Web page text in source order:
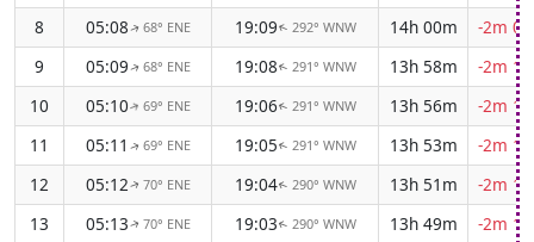
8
05:08↑ 68° ENE 19:09↑ 292° WNW 14h 00m
-2m
9
05:09↑ 68° ENE 19:08↑ 291° WNW 13h 58m
-2m
10
05:10↑ 69° ENE 19:06↑ 291° WNW 13h 56m
-2m
11
05:11 ↑ 69° ENE 19:05↑ 291° WNW 13h 53m
-2m
12
05:12↑ 70° ENE 19:04↑ 290° WNW 13h 51m
-2m
13
05:13↑ 70° ENE 19:03↑ 290° WNW 13h 49m
-2m